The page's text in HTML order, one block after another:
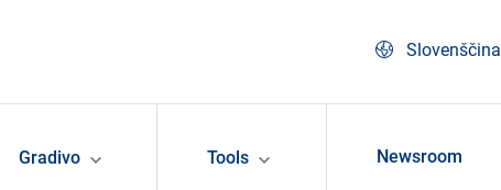
Slovenščina
Gradivo Tools Newsroom